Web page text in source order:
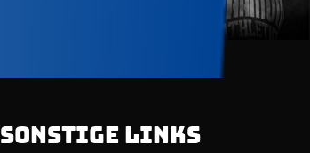
SONSTIGE LINKS